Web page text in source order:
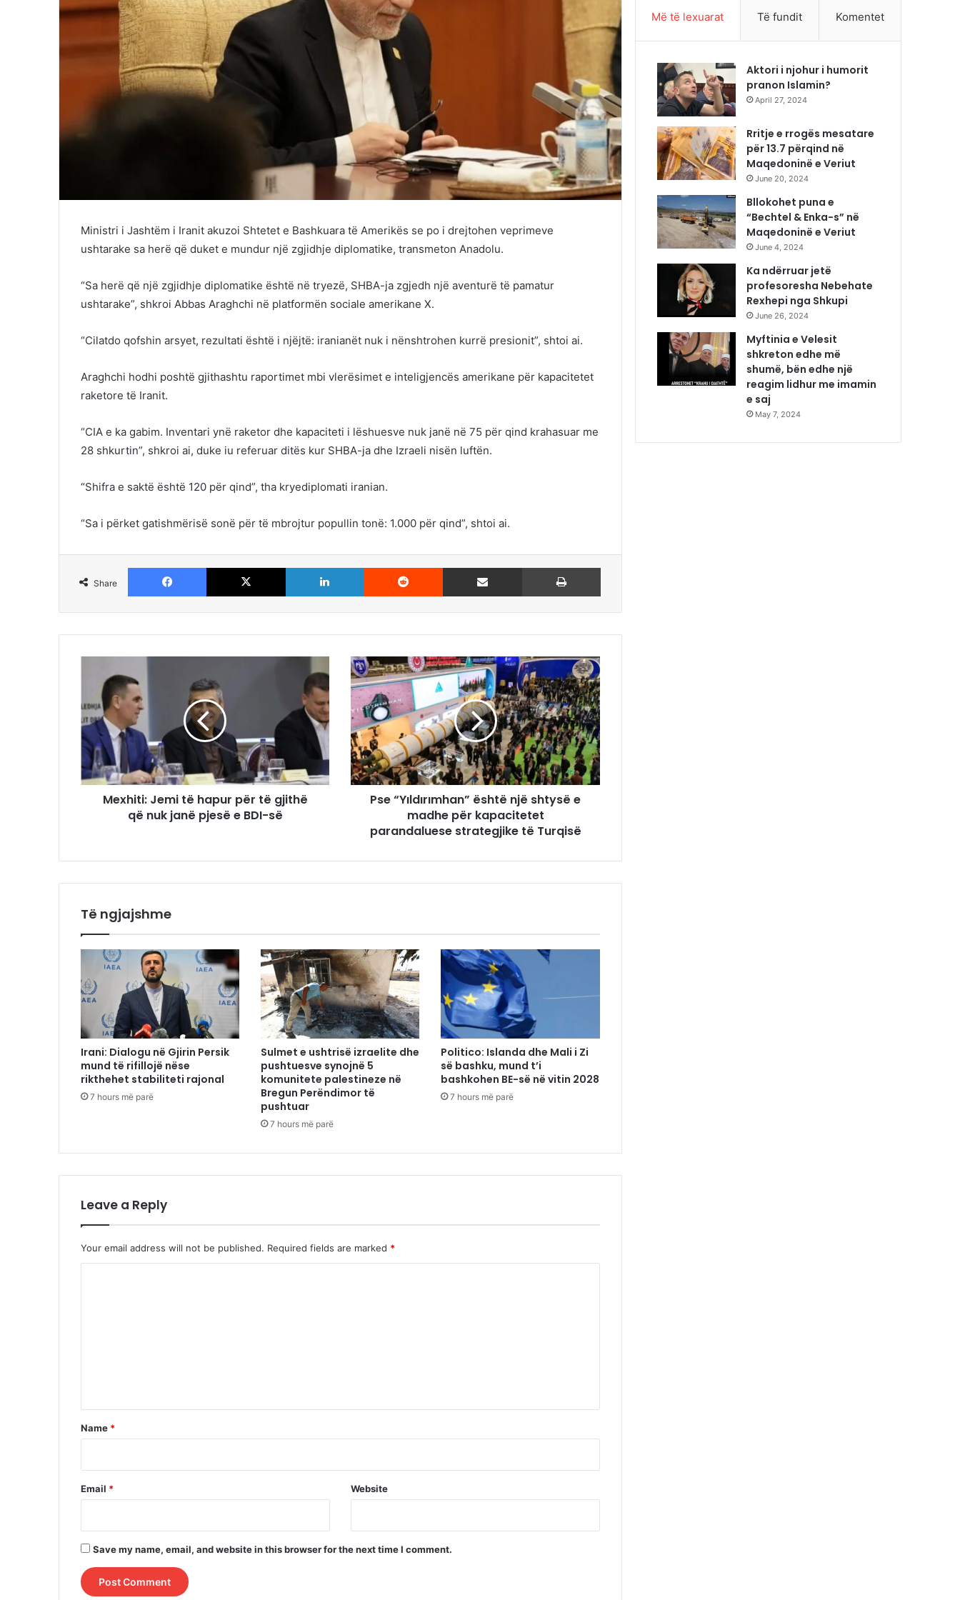
Ministri i Jashtëm i Iranit akuzoi Shtetet e Bashkuara të Amerikës se po i drejtohen veprimeve
ushtarake sa herë që duket e mundur një zgjidhje diplomatike, transmeton Anadolu.
“Sa herë që një zgjidhje diplomatike është në tryezë, SHBA-ja zgjedh një aventurë të pamatur
ushtarake”, shkroi Abbas Araghchi në platformën sociale amerikane X.
“Cilatdo qofshin arsyet, rezultati është i njëjtë: iranianët nuk i nënshtrohen kurrë presionit”, shtoi ai.
Araghchi hodhi poshtë gjithashtu raportimet mbi vlerësimet e inteligjencës amerikane për kapacitetet
raketore të Iranit.
“CIA e ka gabim. Inventari ynë raketor dhe kapaciteti i lëshuesve nuk janë në 75 për qind krahasuar me
28 shkurtin”, shkroi ai, duke iu referuar ditës kur SHBA-ja dhe Izraeli nisën luftën.
“Shifra e saktë është 120 për qind”, tha kryediplomati iranian.
“Sa i përket gatishmërisë sonë për të mbrojtur popullin tonë: 1.000 për qind”, shtoi ai.
Share
Facebook X LinkedIn Reddit Share via Email
Mexhiti: Jemi të hapur për të gjithë
që nuk janë pjesë e BDI-së
Pse “Yıldırımhan” është një shtysë e
madhe për kapacitetet
parandaluese strategjike të Turqisë
Të ngjajshme
Irani: Dialogu në Gjirin Persik
mund të rifillojë nëse
rikthehet stabiliteti rajonal
7 hours më parë
Sulmet e ushtrisë izraelite dhe
pushtuesve synojnë 5
komunitete palestineze në
Bregun Perëndimor të
pushtuar
7 hours më parë
Politico: Islanda dhe Mali i Zi
së bashku, mund t’i
bashkohen BE-së në vitin 2028
7 hours më parë
Leave a Reply
Your email address will not be published. Required fields are marked *
*
Name *
Email * Website
Save my name, email, and website in this browser for the next time I comment.
Më të lexuarat Të fundit Komentet
Aktori i njohur i humorit
pranon Islamin?
April 27, 2024
Rritje e rrogës mesatare
për 13.7 përqind në
Maqedoninë e Veriut
June 20, 2024
Bllokohet puna e
“Bechtel & Enka-s” në
Maqedoninë e Veriut
June 4, 2024
Ka ndërruar jetë
profesoresha Nebehate
Rexhepi nga Shkupi
June 26, 2024
Myftinia e Velesit
shkreton edhe më
shumë, bën edhe një
reagim lidhur me imamin
e saj
May 7, 2024